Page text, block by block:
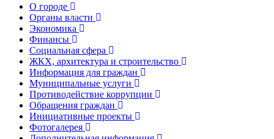
О городе
Органы власти
Экономика
Финансы
Социальная сфера
ЖКХ, архитектура и строительство
Информация для граждан
Муниципальные услуги
Противодействие коррупции
Обращения граждан
Инициативные проекты
Фотогалерея